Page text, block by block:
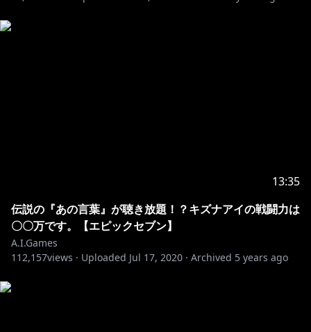
13:35
伝説の『あの言葉』が聴き放題！？キズナアイの戦闘力は
〇〇万です。【エピックセブン】
A.I.Games
112,157views · Uploaded Jul 17, 2020 · Archived 5 years ago